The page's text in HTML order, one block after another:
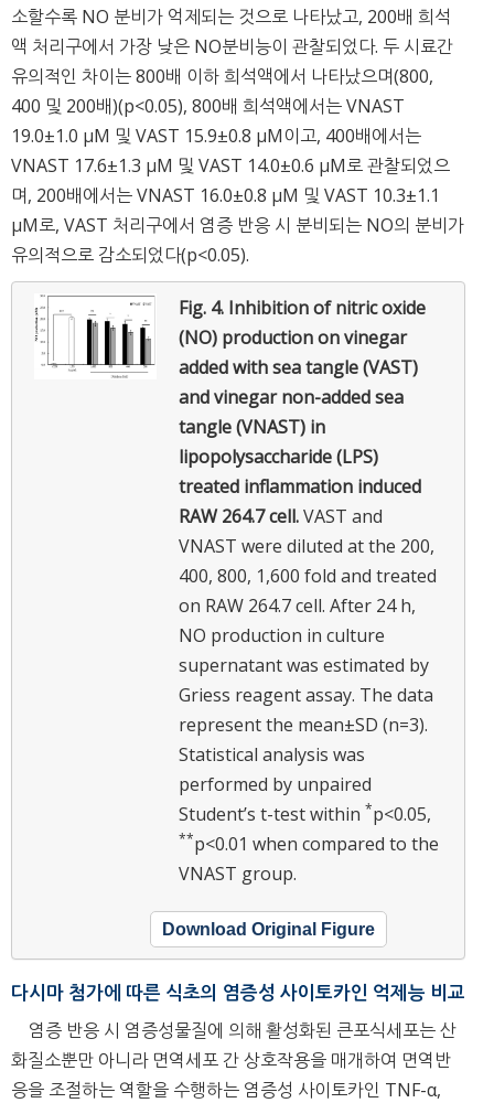
소할수록 NO 분비가 억제되는 것으로 나타났고, 200배 희석
액 처리구에서 가장 낮은 NO분비능이 관찰되었다. 두 시료간
유의적인 차이는 800배 이하 희석액에서 나타났으며(800,
400 및 200배)(p<0.05), 800배 희석액에서는 VNAST
19.0±1.0 μM 및 VAST 15.9±0.8 μM이고, 400배에서는
VNAST 17.6±1.3 μM 및 VAST 14.0±0.6 μM로 관찰되었으
며, 200배에서는 VNAST 16.0±0.8 μM 및 VAST 10.3±1.1
μM로, VAST 처리구에서 염증 반응 시 분비되는 NO의 분비가
유의적으로 감소되었다(p<0.05).
Fig. 4. Inhibition of nitric oxide
(NO) production on vinegar
added with sea tangle (VAST)
and vinegar non-added sea
tangle (VNAST) in
lipopolysaccharide (LPS)
treated inflammation induced
RAW 264.7 cell.VAST and
VNAST were diluted at the 200,
400, 800, 1,600 fold and treated
on RAW 264.7 cell. After 24 h,
NO production in culture
supernatant was estimated by
Griess reagent assay. The data
represent the mean±SD (n=3).
Statistical analysis was
performed by unpaired
Student’s t-test within *p<0.05,
**p<0.01 when compared to the
VNAST group.
Download Original Figure
다시마 첨가에 따른 식초의 염증성 사이토카인 억제능 비교
염증 반응 시 염증성물질에 의해 활성화된 큰포식세포는 산
화질소뿐만 아니라 면역세포 간 상호작용을 매개하여 면역반
응을 조절하는 역할을 수행하는 염증성 사이토카인 TNF-α,